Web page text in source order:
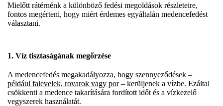
Mielőtt rátérnénk a különböző fedési megoldások részleteire,
fontos megérteni, hogy miért érdemes egyáltalán medencefedést
választani.
1. Víz tisztaságának megőrzése
A medencefedés megakadályozza, hogy szennyeződések –
például falevelek, rovarok vagy por– kerüljenek a vízbe. Ezáltal
csökkenti a medence takarítására fordított időt és a vízkezelő
vegyszerek használatát.